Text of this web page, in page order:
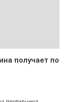
получает по